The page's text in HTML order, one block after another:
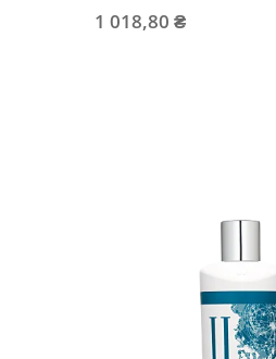
1 018,80 ₴